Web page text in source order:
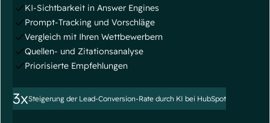
KI-Sichtbarkeit in Answer Engines
Prompt-Tracking und Vorschläge
Vergleich mit Ihren Wettbewerbern
Quellen- und Zitationsanalyse
Priorisierte Empfehlungen
3xSteigerung der Lead-Conversion-Rate durch KI bei HubSpot